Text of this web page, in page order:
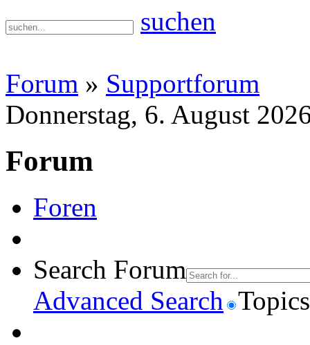
suchen
Forum » Supportforum
Donnerstag, 6. August
Forum
Foren
Search Forum
Advanced Search Topics